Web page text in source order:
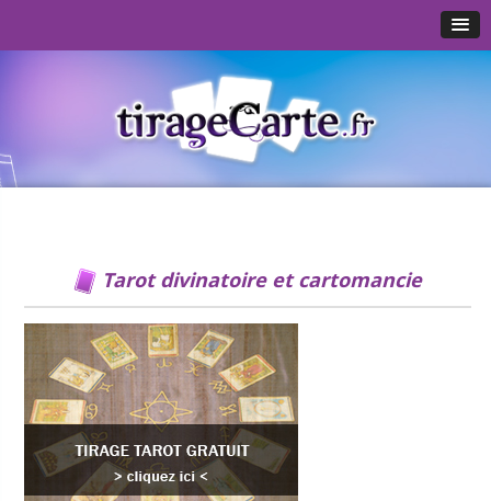
Tarot divinatoire et cartomancie